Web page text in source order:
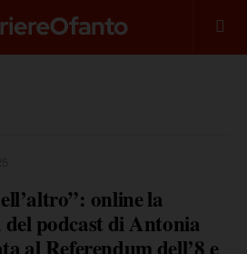
online la
podcast di Antonia
al Referendum dell’8 e